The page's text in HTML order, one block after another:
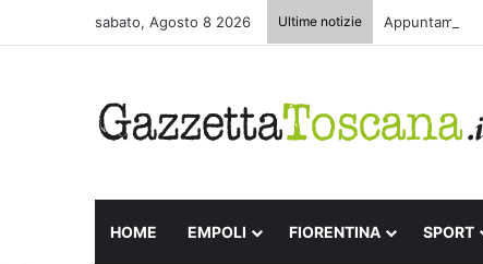
sabato, Agosto 8 2026 Ultime notizie Appuntamenti
HOME EMPOLI FIORENTINA SPORT